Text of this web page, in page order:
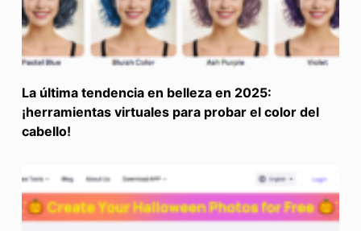
La última tendencia en belleza en 2025:
¡herramientas virtuales para probar el color del
cabello!